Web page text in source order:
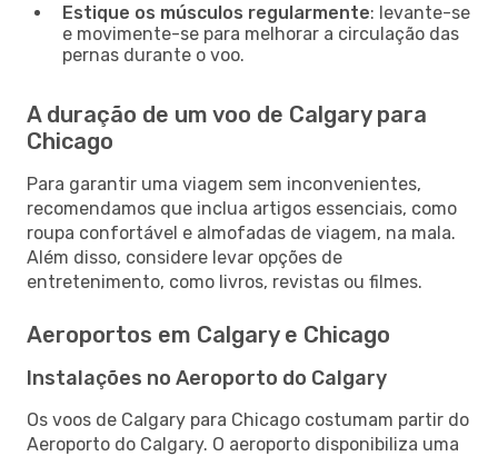
Estique os músculos regularmente: levante-se
e movimente-se para melhorar a circulação das
pernas durante o voo.
A duração de um voo de Calgary para
Chicago
Para garantir uma viagem sem inconvenientes,
recomendamos que inclua artigos essenciais, como
roupa confortável e almofadas de viagem, na mala.
Além disso, considere levar opções de
entretenimento, como livros, revistas ou filmes.
Aeroportos em Calgary e Chicago
Instalações no Aeroporto do Calgary
Os voos de Calgary para Chicago costumam partir do
Aeroporto do Calgary. O aeroporto disponibiliza uma